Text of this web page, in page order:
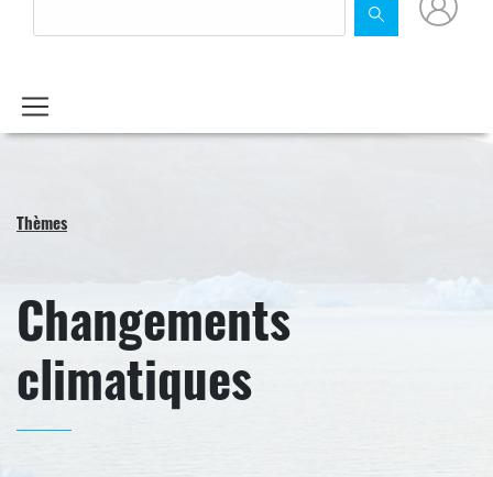
Thèmes
Changements
climatiques